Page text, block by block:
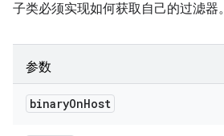
子类必须实现如何获取自己的过滤器。
参数
binaryOnHost